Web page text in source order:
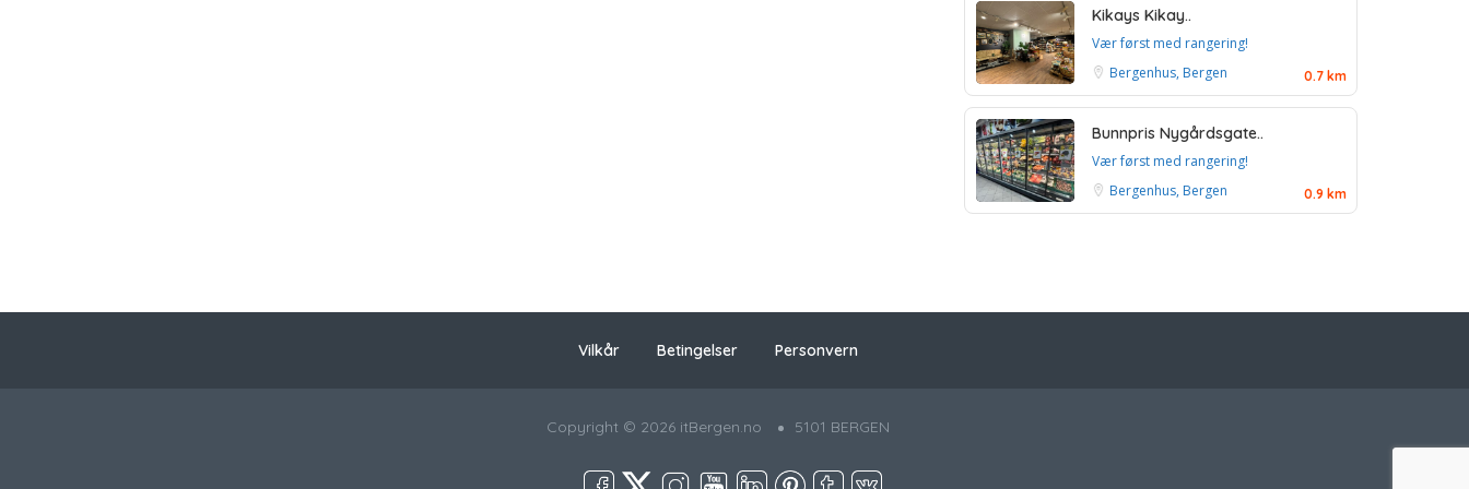
Kikays Kikay..
Vær først med rangering!
Bergenhus, Bergen
0.7 km
Bunnpris Nygårdsgate..
Vær først med rangering!
Bergenhus, Bergen
0.9 km
Vilkår Betingelser Personvern
Copyright © 2026 itBergen.no 5101 BERGEN